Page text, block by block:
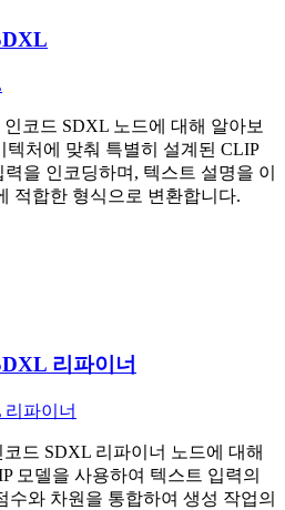
코드 SDXL 노드에 대해 알아보
처에 맞춰 특별히 설계된 CLIP
을 인코딩하며, 텍스트 설명을 이
적합한 형식으로 변환합니다.
리파이너
파이너
드 SDXL 리파이너 노드에 대해
모델을 사용하여 텍스트 입력의
수와 차원을 통합하여 생성 작업의